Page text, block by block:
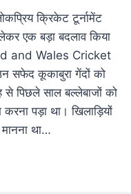
क्रिकेट टूर्नामेंट
एक बड़ा बदलाव किया
and Wales Cricket
सफेद कूकाबुरा गेंदों को
से पिछले साल बल्लेबाजों को
पड़ा था। खिलाड़ियों
था…